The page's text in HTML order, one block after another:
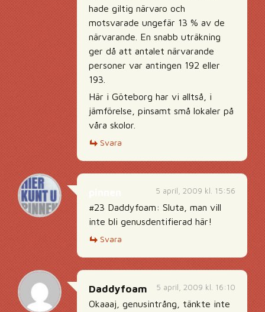
hade giltig närvaro och
motsvarade ungefär 13 % av de
närvarande. En snabb uträkning
ger då att antalet närvarande
personer var antingen 192 eller
193.
Här i Göteborg har vi alltså, i
jämförelse, pinsamt små lokaler på
våra skolor.
Svara
5 april, 2009 kl. 15:56
#23 Daddyfoam: Sluta, man vill
inte bli genusdentifierad här!
Svara
5 april, 2009 kl. 16:10
Daddyfoam
Okaaaj, genusintrång, tänkte inte